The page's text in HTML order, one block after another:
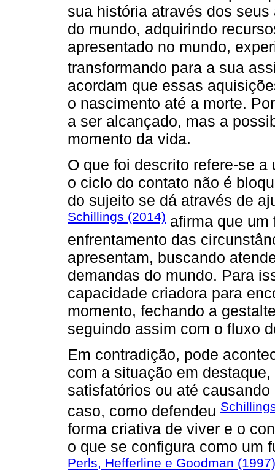
sua história através dos
do mundo, adquirindo
apresentado no mundo,
transformando para a sua
acordam que essas
o nascimento até a morte.
a ser alcançado, mas a
momento da vida.
O que foi descrito refere-se
o ciclo do contato não é
do sujeito se dá através de
Schillings (2014) afirma que
enfrentamento das
apresentam, buscando
demandas do mundo. Para
capacidade criadora para
momento, fechando a
seguindo assim com o fluxo
Em contradição, pode
com a situação em
satisfatórios ou até
caso, como defendeu
forma criativa de viver e o
o que se configura como um
Perls, Hefferline e Goodman (1997)